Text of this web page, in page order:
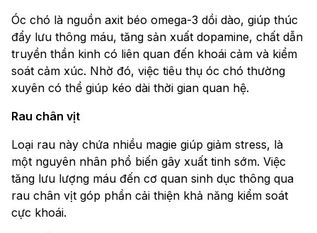
Óc chó là nguồn axit béo omega-3 dồi dào, giúp thúc
đẩy lưu thông máu, tăng sản xuất dopamine, chất dẫn
truyền thần kinh có liên quan đến khoái cảm và kiểm
soát cảm xúc. Nhờ đó, việc tiêu thụ óc chó thường
xuyên có thể giúp kéo dài thời gian quan hệ.
Rau chân vịt
Loại rau này chứa nhiều magie giúp giảm stress, là
một nguyên nhân phổ biến gây xuất tinh sớm. Việc
tăng lưu lượng máu đến cơ quan sinh dục thông qua
rau chân vịt góp phần cải thiện khả năng kiểm soát
cực khoái.